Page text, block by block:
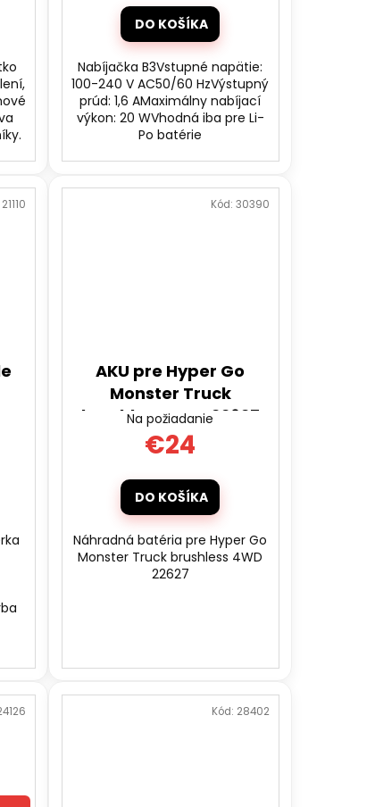
DO KOŠÍKA
Nabíjačka B3Vstupné napätie:
100-240 V AC50/60 HzVýstupný
prúd: 1,6 AMaximálny nabíjací
výkon: 20 WVhodná iba pre Li-
Po batérie
21110
AKU pre Hyper Go
Monster Truck
brushless 4WD 22627
Na požiadanie
€24
DO KOŠÍKA
Náhradná batéria pre Hyper Go
Monster Truck brushless 4WD
22627
Kód: 30390
Kód: 28402